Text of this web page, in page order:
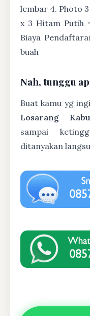
lembar 4. Photo
x 3 Hitam Putih
Biaya
buah
Nah, tunggu
Buat kamu yg
Losarang
sampai
ditanyakan